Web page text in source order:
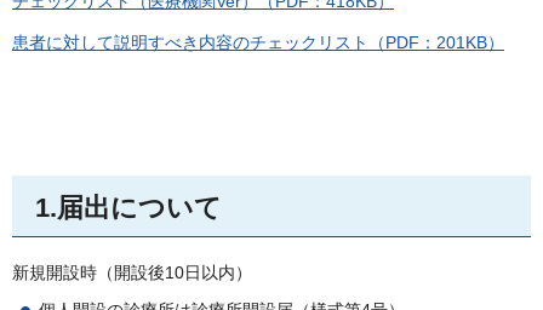
患者に対して説明すべき内容のチェックリスト（PDF：201KB）
1.届出について
新規開設時（開設後10日以内）